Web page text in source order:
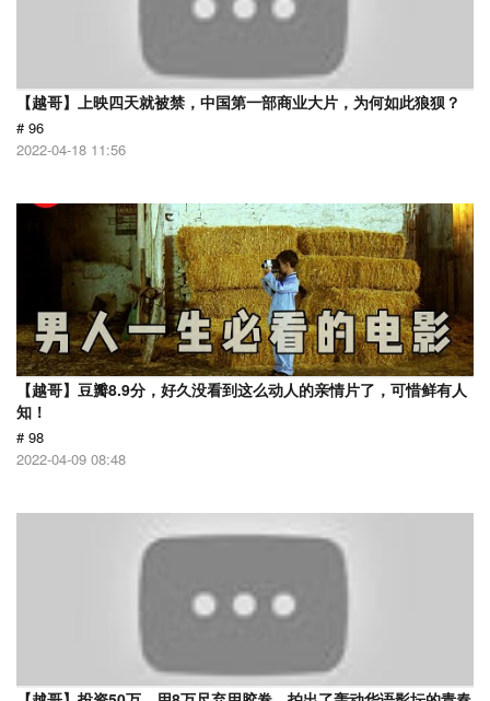
【越哥】上映四天就被禁，中国第一部商业大片，为何如此狼狈？
# 96
2022-04-18 11:56
【越哥】豆瓣8.9分，好久没看到这么动人的亲情片了，可惜鲜有人
知！
# 98
2022-04-09 08:48